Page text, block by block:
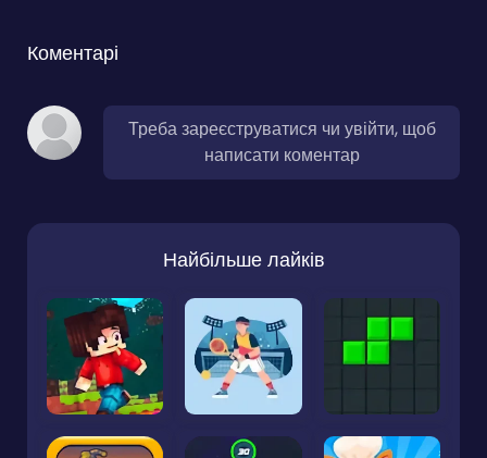
Коментарі
Треба зареєструватися чи увійти, щоб
написати коментар
Найбільше лайків